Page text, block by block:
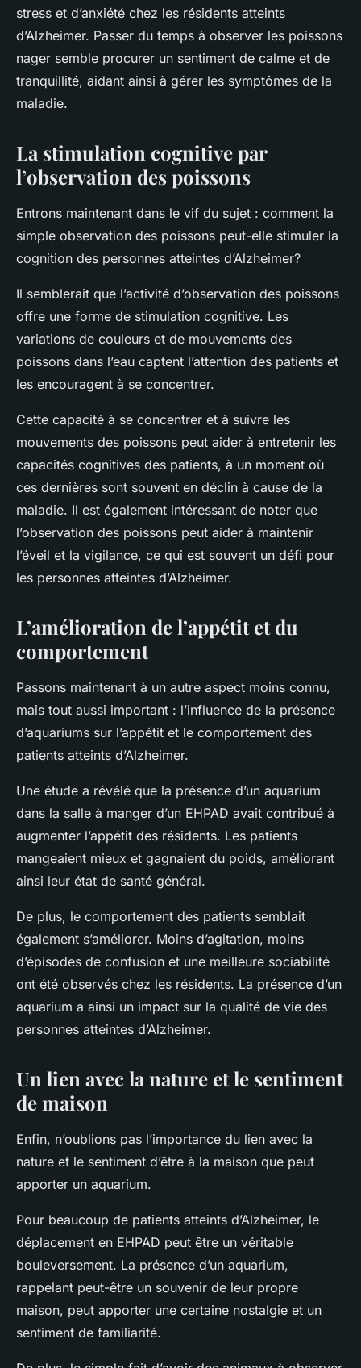
stress et d’anxiété chez les résidents atteints
d’Alzheimer. Passer du temps à observer les poissons
nager semble procurer un sentiment de calme et de
tranquillité, aidant ainsi à gérer les symptômes de la
maladie.
La stimulation cognitive par
l’observation des poissons
Entrons maintenant dans le vif du sujet : comment la
simple observation des poissons peut-elle stimuler la
cognition des personnes atteintes d’Alzheimer?
Il semblerait que l’activité d’observation des poissons
offre une forme de stimulation cognitive. Les
variations de couleurs et de mouvements des
poissons dans l’eau captent l’attention des patients et
les encouragent à se concentrer.
Cette capacité à se concentrer et à suivre les
mouvements des poissons peut aider à entretenir les
capacités cognitives des patients, à un moment où
ces dernières sont souvent en déclin à cause de la
maladie. Il est également intéressant de noter que
l’observation des poissons peut aider à maintenir
l’éveil et la vigilance, ce qui est souvent un défi pour
les personnes atteintes d’Alzheimer.
L’amélioration de l’appétit et du
comportement
Passons maintenant à un autre aspect moins connu,
mais tout aussi important : l’influence de la présence
d’aquariums sur l’appétit et le comportement des
patients atteints d’Alzheimer.
Une étude a révélé que la présence d’un aquarium
dans la salle à manger d’un EHPAD avait contribué à
augmenter l’appétit des résidents. Les patients
mangeaient mieux et gagnaient du poids, améliorant
ainsi leur état de santé général.
De plus, le comportement des patients semblait
également s’améliorer. Moins d’agitation, moins
d’épisodes de confusion et une meilleure sociabilité
ont été observés chez les résidents. La présence d’un
aquarium a ainsi un impact sur la qualité de vie des
personnes atteintes d’Alzheimer.
Un lien avec la nature et le sentiment
de maison
Enfin, n’oublions pas l’importance du lien avec la
nature et le sentiment d’être à la maison que peut
apporter un aquarium.
Pour beaucoup de patients atteints d’Alzheimer, le
déplacement en EHPAD peut être un véritable
bouleversement. La présence d’un aquarium,
rappelant peut-être un souvenir de leur propre
maison, peut apporter une certaine nostalgie et un
sentiment de familiarité.